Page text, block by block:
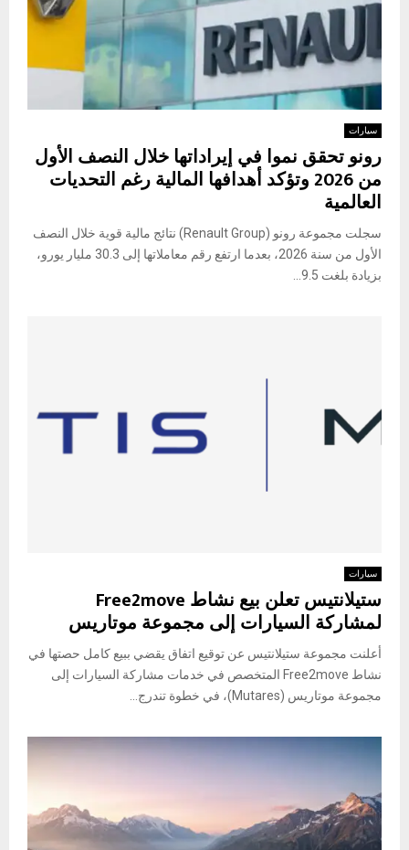
سيارات
رونو تحقق نموا في إيراداتها خلال النصف الأول
من 2026 وتؤكد أهدافها المالية رغم التحديات
العالمية
سجلت مجموعة رونو (Renault Group) نتائج مالية قوية خلال النصف
الأول من سنة 2026، بعدما ارتفع رقم معاملاتها إلى 30.3 مليار يورو،
بزيادة بلغت 9.5...
سيارات
ستيلانتيس تعلن بيع نشاط Free2move
لمشاركة السيارات إلى مجموعة موتاريس
أعلنت مجموعة ستيلانتيس عن توقيع اتفاق يقضي ببيع كامل حصتها في
نشاط Free2move المتخصص في خدمات مشاركة السيارات إلى
مجموعة موتاريس (Mutares)، في خطوة تندرج...